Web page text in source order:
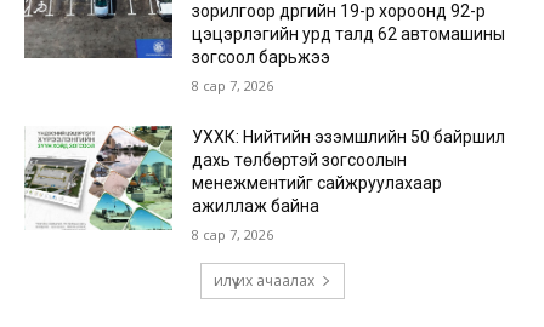
зорилгоор дүүргийн 19-р хороонд 92-р
цэцэрлэгийн урд талд 62 автомашины
зогсоол барьжээ
8 сар 7, 2026
УХХК: Нийтийн эзэмшлийн 50 байршил
дахь төлбөртэй зогсоолын
менежментийг сайжруулахаар
ажиллаж байна
8 сар 7, 2026
илүү их ачаалах